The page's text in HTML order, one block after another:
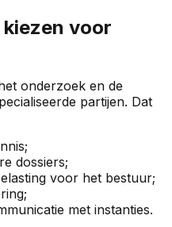
kiezen voor
onderzoek en de
partijen. Dat
dossiers;
voor het bestuur;
met instanties.